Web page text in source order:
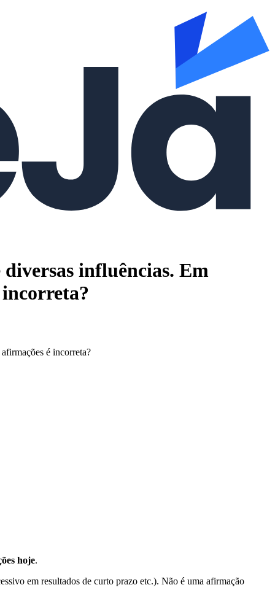
influências. Em
é incorreta?
hoje.
em resultados de curto prazo etc.). Não é uma afirmação